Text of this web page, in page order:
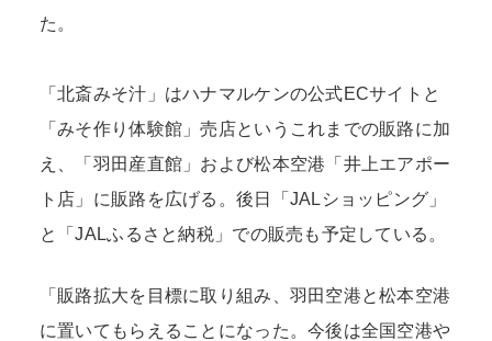
た。
「北斎みそ汁」はハナマルケンの公式ECサイトと
「みそ作り体験館」売店というこれまでの販路に加
え、「羽田産直館」および松本空港「井上エアポー
ト店」に販路を広げる。後日「JALショッピング」
と「JALふるさと納税」での販売も予定している。
「販路拡大を目標に取り組み、羽田空港と松本空港
に置いてもらえることになった。今後は全国空港や